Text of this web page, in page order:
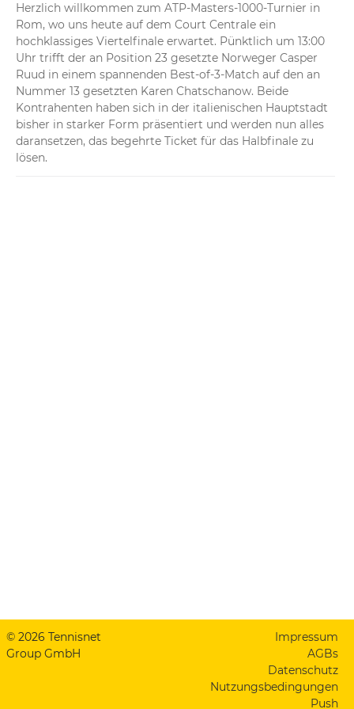
Herzlich willkommen zum ATP-Masters-1000-Turnier in
Rom, wo uns heute auf dem Court Centrale ein
hochklassiges Viertelfinale erwartet. Pünktlich um 13:00
Uhr trifft der an Position 23 gesetzte Norweger Casper
Ruud in einem spannenden Best-of-3-Match auf den an
Nummer 13 gesetzten Karen Chatschanow. Beide
Kontrahenten haben sich in der italienischen Hauptstadt
bisher in starker Form präsentiert und werden nun alles
daransetzen, das begehrte Ticket für das Halbfinale zu
lösen.
© 2026 Tennisnet
Group GmbH
Impressum
AGBs
Datenschutz
Nutzungsbedingungen
Push